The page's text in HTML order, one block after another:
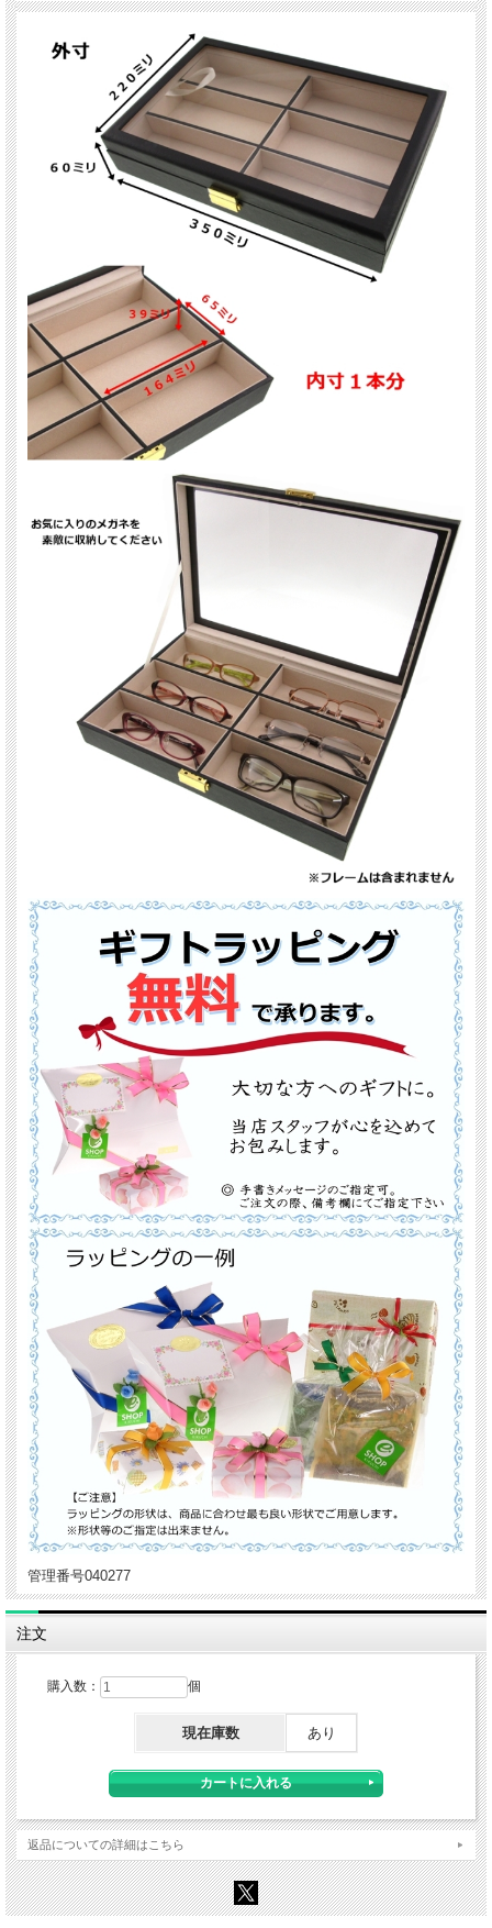
管理番号040277
注文
購入数： 個
現在庫数 あり
返品についての詳細はこちら